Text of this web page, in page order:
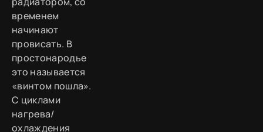
временем
начинают
провисать. В
простонародье
это называется
«винтом пошла».
С циклами
нагрева/
охлаждения